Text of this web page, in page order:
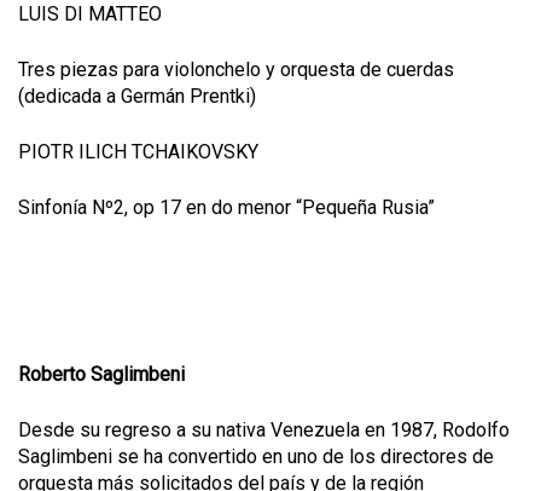
LUIS DI MATTEO
Tres piezas para violonchelo y orquesta de cuerdas
(dedicada a Germán Prentki)
PIOTR ILICH TCHAIKOVSKY
Sinfonía Nº2, op 17 en do menor “Pequeña Rusia”
Roberto Saglimbeni
Desde su regreso a su nativa Venezuela en 1987, Rodolfo
Saglimbeni se ha convertido en uno de los directores de
orquesta más solicitados del país y de la región